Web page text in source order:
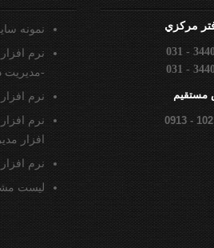
مركزي
031 -
031 -
مستقيم
0913 -
نمونه
نرم
-مدیریت
نرم
نرم
افزار
نرم
ليست